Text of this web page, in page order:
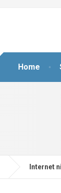
Home
Internet